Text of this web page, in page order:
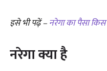
इसे भी पढ़ें –नरेगा का पैसा
नरेगा क्या है